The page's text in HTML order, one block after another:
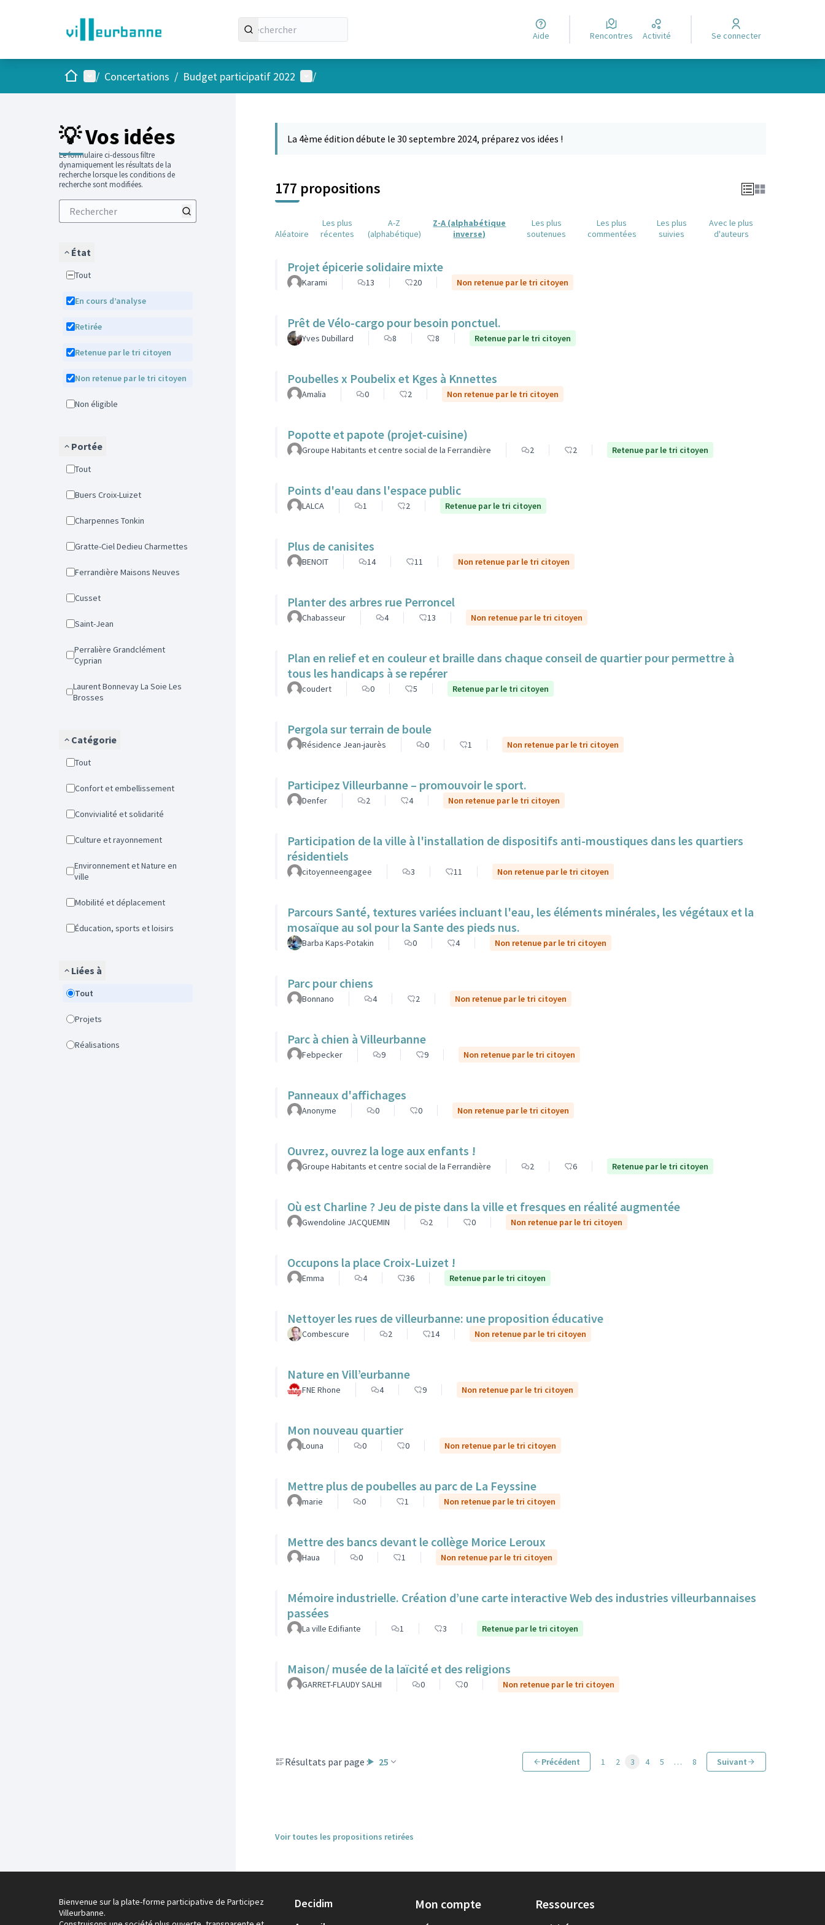
Aide Rencontres Activité Se connecter
AccueilMenu principal
/ Concertations / Budget participatif 2022 Menu utilisateur
/
💡 Vos idées
Le formulaire ci-dessous filtre
dynamiquement les résultats de la
recherche lorsque les conditions de
recherche sont modifiées.
État
Tout
En cours d’analyse
Retirée
Retenue par le tri citoyen
Non retenue par le tri citoyen
Non éligible
Portée
Tout
Buers Croix-Luizet
Charpennes Tonkin
Gratte-Ciel Dedieu Charmettes
Ferrandière Maisons Neuves
Cusset
Saint-Jean
Perralière Grandclément
Cyprian
Laurent Bonnevay La Soie Les
Brosses
Catégorie
Tout
Confort et embellissement
Convivialité et solidarité
Culture et rayonnement
Environnement et Nature en
ville
Mobilité et déplacement
Éducation, sports et loisirs
Liées à
Tout
Projets
Réalisations
La 4ème édition débute le 30 septembre 2024, préparez vos idées !
177 propositions
Aléatoire
Les plus
récentes
A-Z
(alphabétique)
Z-A (alphabétique
inverse)
Les plus
soutenues
Les plus
commentées
Les plus
suivies
Avec le plus
d'auteurs
Projet épicerie solidaire mixte
Karami 13 20 Non retenue par le tri citoyen
Prêt de Vélo-cargo pour besoin ponctuel.
Yves Dubillard 8 8 Retenue par le tri citoyen
Poubelles x Poubelix et Kges à Knnettes
Amalia 0 2 Non retenue par le tri citoyen
Popotte et papote (projet-cuisine)
Groupe Habitants et centre social de la Ferrandière 2 2 Retenue par le tri citoyen
Points d'eau dans l'espace public
LALCA 1 2 Retenue par le tri citoyen
Plus de canisites
BENOIT 14 11 Non retenue par le tri citoyen
Planter des arbres rue Perroncel
Chabasseur 4 13 Non retenue par le tri citoyen
Plan en relief et en couleur et braille dans chaque conseil de quartier pour permettre à
tous les handicaps à se repérer
coudert 0 5 Retenue par le tri citoyen
Pergola sur terrain de boule
Résidence Jean-jaurès 0 1 Non retenue par le tri citoyen
Participez Villeurbanne – promouvoir le sport.
Denfer 2 4 Non retenue par le tri citoyen
Participation de la ville à l'installation de dispositifs anti-moustiques dans les quartiers
résidentiels
citoyenneengagee 3 11 Non retenue par le tri citoyen
Parcours Santé, textures variées incluant l'eau, les éléments minérales, les végétaux et la
mosaïque au sol pour la Sante des pieds nus.
Barba Kaps-Potakin 0 4 Non retenue par le tri citoyen
Parc pour chiens
Bonnano 4 2 Non retenue par le tri citoyen
Parc à chien à Villeurbanne
Febpecker 9 9 Non retenue par le tri citoyen
Panneaux d'affichages
Anonyme 0 0 Non retenue par le tri citoyen
Ouvrez, ouvrez la loge aux enfants !
Groupe Habitants et centre social de la Ferrandière 2 6 Retenue par le tri citoyen
Où est Charline ? Jeu de piste dans la ville et fresques en réalité augmentée
Gwendoline JACQUEMIN 2 0 Non retenue par le tri citoyen
Occupons la place Croix-Luizet !
Emma 4 36 Retenue par le tri citoyen
Nettoyer les rues de villeurbanne: une proposition éducative
Combescure 2 14 Non retenue par le tri citoyen
Nature en Vill’eurbanne
FNE Rhone 4 9 Non retenue par le tri citoyen
Mon nouveau quartier
Louna 0 0 Non retenue par le tri citoyen
Mettre plus de poubelles au parc de La Feyssine
marie 0 1 Non retenue par le tri citoyen
Mettre des bancs devant le collège Morice Leroux
Haua 0 1 Non retenue par le tri citoyen
Mémoire industrielle. Création d’une carte interactive Web des industries villeurbannaises
passées
La ville Edifiante 1 3 Retenue par le tri citoyen
Maison/ musée de la laïcité et des religions
GARRET-FLAUDY SALHI 0 0 Non retenue par le tri citoyen
Résultats par page : 25 Précédent 1 2 3 4 5 … 8 Suivant
Voir toutes les propositions retirées
Bienvenue sur la plate-forme participative de Participez
Villeurbanne.
Decidim Mon compte Ressources